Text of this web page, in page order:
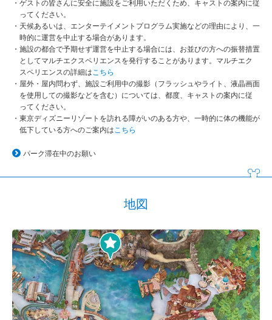
ゲストの皆さんに安全に施設をご利用いただくため、キャストの案内に従
ってください。
天候あるいは、エンターテイメントプログラム実施などの理由により、一
時的に運営を中止する場合があります。
施設の都合で予期せず運営を中止する場合には、お並びの方への振替措置
としてマルチエクスペリエンスを発行することがあります。マルチエク
スペリエンスの詳細は こちら
屋外・屋内問わず、施設ご利用中の撮影（フラッシュやライト、液晶画面
を使用しての撮影などを含む）については、都度、キャストの案内に従
ってください。
東京ディズニーリゾートを訪れる障がいのある方や、一時的に体の機能が
低下している方へのご案内は こちら
パーク滞在中のお願い
地図